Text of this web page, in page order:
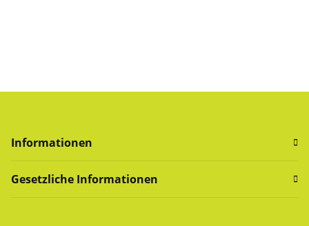
Informationen
Gesetzliche Informationen